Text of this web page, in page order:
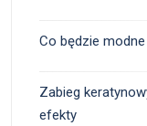
Co będzie
Zabieg
efekty